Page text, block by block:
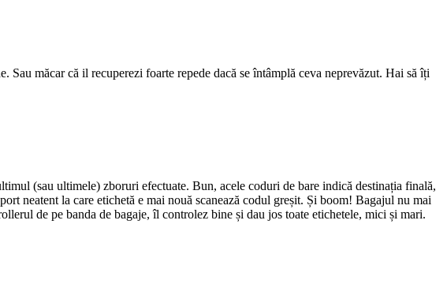
Sau măcar că il recuperezi foarte repede dacă se întâmplă ceva neprevăzut. Hai să îți
(sau ultimele) zboruri efectuate. Bun, acele coduri de bare indică destinația finală,
neatent la care etichetă e mai nouă scanează codul greșit. Și boom! Bagajul nu mai
de pe banda de bagaje, îl controlez bine și dau jos toate etichetele, mici și mari.